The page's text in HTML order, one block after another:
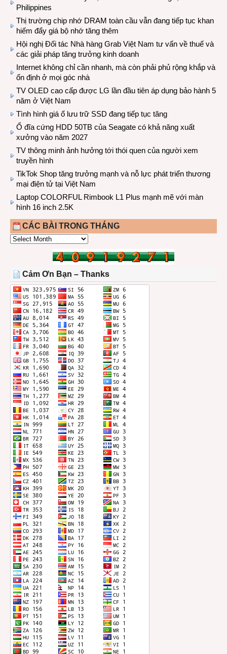
Philippines
Thị trường chip nhớ DRAM toàn cầu vẫn đang tiếp tục khan
hiếm đẩy giá bộ nhớ tăng thêm
Hội nghị Đối tác Nhà hàng Grab Việt Nam tư vấn về thuế và
các giải pháp tăng trưởng kinh doanh
Internet không chỉ cần nhanh, mà còn phải phủ rộng khắp và
ổn định ở mọi góc nhà
TV OLED cao cấp được LG lần đầu tiên áp dụng bảo hành 5
năm ở Việt Nam
Tình hình giá ổ lưu trữ SSD đang tiếp tục tăng
Ổ đĩa cứng HDD 50TB của Seagate có khả năng xuất
xưởng vào năm 2027
TV thông minh ảnh hưởng tới thói quen của người xem
truyền hình
TikTok Shop tăng trưởng mạnh và nỗ lực phát triển thương
mại điện tử tại Việt Nam
Laptop COLORFUL Rimbook L1 Plus mạnh mẽ với màn
hình 16 inch 2.5K
CÁC BÀI TRONG THÁNG
CÁC
THÁNG
Cảm Ơn Bạn – Thanks